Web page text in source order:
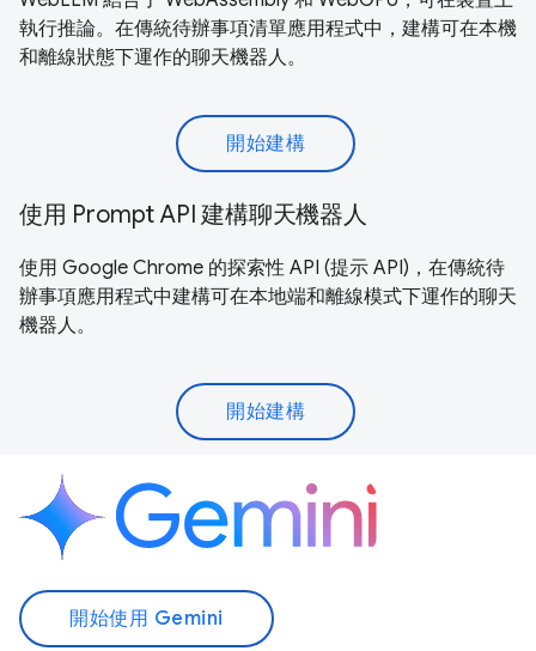
執行推論。在傳統待辦事項清單應用程式中，建構可在本機
和離線狀態下運作的聊天機器人。
開始建構
使用 Prompt API 建構聊天機器人
使用 Google Chrome 的探索性 API (提示 API)，在傳統待
辦事項應用程式中建構可在本地端和離線模式下運作的聊天
機器人。
開始建構
開始使用 Gemini